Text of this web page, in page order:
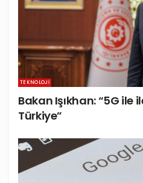
TEKNOLOJI
Bakan Işıkhan: “5G
Türkiye”